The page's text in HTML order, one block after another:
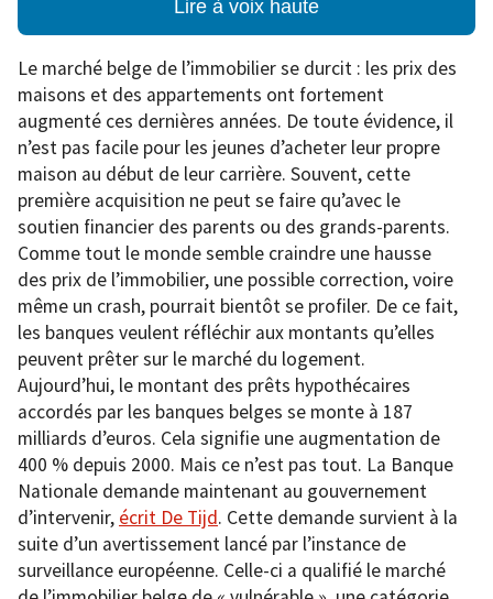
Lire à voix haute
Le marché belge de l’immobilier se durcit : les prix des
maisons et des appartements ont fortement
augmenté ces dernières années. De toute évidence, il
n’est pas facile pour les jeunes d’acheter leur propre
maison au début de leur carrière. Souvent, cette
première acquisition ne peut se faire qu’avec le
soutien financier des parents ou des grands-parents.
Comme tout le monde semble craindre une hausse
des prix de l’immobilier, une possible correction, voire
même un crash, pourrait bientôt se profiler. De ce fait,
les banques veulent réfléchir aux montants qu’elles
peuvent prêter sur le marché du logement.
Aujourd’hui, le montant des prêts hypothécaires
accordés par les banques belges se monte à 187
milliards d’euros. Cela signifie une augmentation de
400 % depuis 2000. Mais ce n’est pas tout. La Banque
Nationale demande maintenant au gouvernement
d’intervenir, écrit De Tijd. Cette demande survient à la
suite d’un avertissement lancé par l’instance de
surveillance européenne. Celle-ci a qualifié le marché